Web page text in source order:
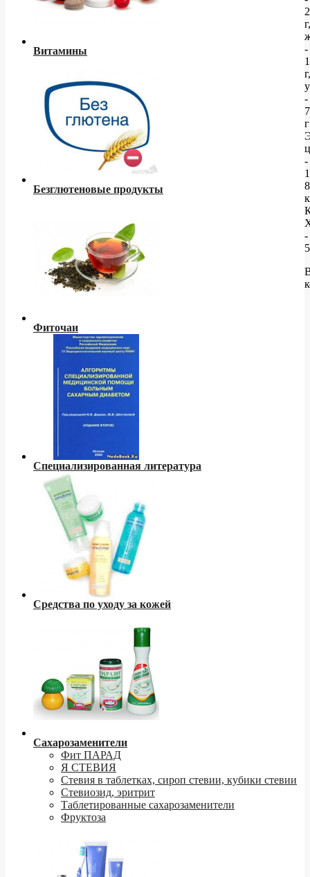
Витамины
Безглютеновые продукты
Фиточаи
Специализированная литература
Средства по уходу за кожей
Сахарозаменители
Фит ПАРАД
Я СТЕВИЯ
Стевия в таблетках, сироп стевии, кубики стевии
Стевиозид, эритрит
Таблетированные сахарозаменители
Фруктоза
2
г,
-
г,
-
г
-
1
-